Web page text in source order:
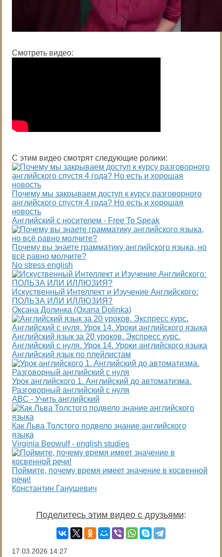
Смотреть видео:
С этим видео смотрят следующие ролики:
Почему мы закрываем доступ к курсу разговорного
английского спустя 4 года? Но есть и хорошая
новость
Английский с носителем - Free To Speak
Почему вы знаете грамматику английского языка, но
всё равно молчите?
No stress english
Искуственный Интеллект и Изучение Английского:
ПОЛЬЗА ИЛИ ИЛЛЮЗИЯ?
Оксана Долинка (Oxana Dolinka)
Английский язык за 20 уроков. Экспресс курс.
Английский с нуля. Урок 14. Уроки английского языка
Английский язык по плейлистам
Урок английского 1. Английский до автоматизма.
Разговорный английский с нуля
ABC - Учить английский
Как Льва Толстого подвело знание английского
языка
Virginia Beowulf - english studies
Поймите, почему время имеет значение в косвенной
речи!
Константин Ганушевич
Поделитесь этим видео с друзьями:
17.03.2026 14:27